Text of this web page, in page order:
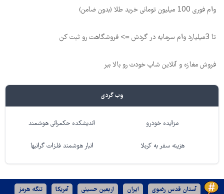
وام فوری 100 میلیون تومانی خرید طلا (بدون ضامن)
تا 3میلیارد وام سرمایه در گردش => فروشگاهت رو ثبت کن
فروش مغازه و آنلاین شاپ خودت رو بالا ببر
وب گردی
مزایده خودرو اندیشکده حکمرانی هوشمند
هزینه سفر به کربلا انبار هوشمند فلزات گرانبها
آستان قدس رضوی ایران اربعین حسینی آمریکا تنگه هرمز